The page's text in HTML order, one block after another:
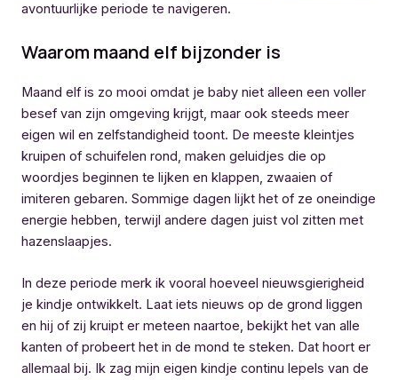
avontuurlijke periode te navigeren.
Waarom maand elf bijzonder is
Maand elf is zo mooi omdat je baby niet alleen een voller
besef van zijn omgeving krijgt, maar ook steeds meer
eigen wil en zelfstandigheid toont. De meeste kleintjes
kruipen of schuifelen rond, maken geluidjes die op
woordjes beginnen te lijken en klappen, zwaaien of
imiteren gebaren. Sommige dagen lijkt het of ze oneindige
energie hebben, terwijl andere dagen juist vol zitten met
hazenslaapjes.
In deze periode merk ik vooral hoeveel nieuwsgierigheid
je kindje ontwikkelt. Laat iets nieuws op de grond liggen
en hij of zij kruipt er meteen naartoe, bekijkt het van alle
kanten of probeert het in de mond te steken. Dat hoort er
allemaal bij. Ik zag mijn eigen kindje continu lepels van de